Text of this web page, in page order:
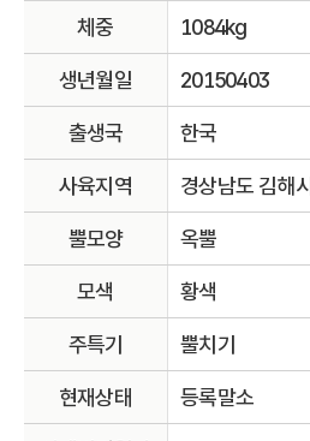
체중 1084kg
생년월일 20150403
출생국 한국
사육지역 경상남도 김해시
뿔모양 옥뿔
모색 황색
주특기 뿔치기
현재상태 등록말소